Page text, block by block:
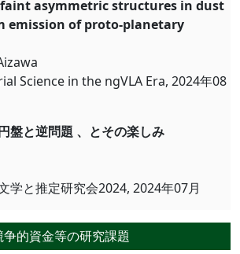
asymmetric structures in dust
emission of proto-planetary
Science in the ngVLA Era, 2024年08
盤と逆問題 、とその楽しみ
学と推定研究会2024, 2024年07月
的資金等の研究課題